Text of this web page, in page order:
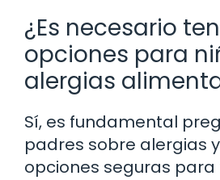
¿Es necesario
opciones para
alergias
Sí, es fundamental
padres sobre alergias
opciones seguras para